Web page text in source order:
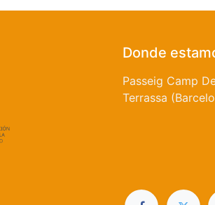
Donde
Passeig Camp
Terrassa